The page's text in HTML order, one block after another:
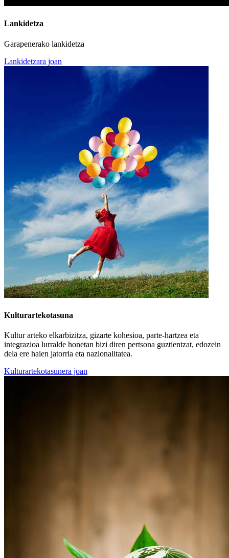
Lankidetza
Garapenerako lankidetza
Lankidetzara joan
Kulturartekotasuna
Kultur arteko elkarbizitza, gizarte kohesioa, parte-hartzea eta
integrazioa lurralde honetan bizi diren pertsona guztientzat, edozein
dela ere haien jatorria eta nazionalitatea.
Kulturartekotasunera joan